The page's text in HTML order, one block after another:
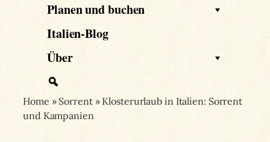
Planen und buchen
Italien-Blog
Über
Home » Sorrent» Klosterurlaub in Italien: Sorrent
und Kampanien